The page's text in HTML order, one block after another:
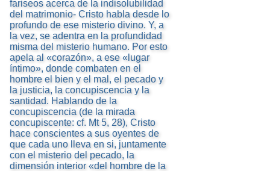
fariseos acerca de la indisolubilidad
del matrimonio- Cristo habla desde lo
profundo de ese misterio divino. Y, a
la vez, se adentra en la profundidad
misma del misterio humano. Por esto
apela al «corazón», a ese «lugar
íntimo», donde combaten en el
hombre el bien y el mal, el pecado y
la justicia, la concupiscencia y la
santidad. Hablando de la
concupiscencia (de la mirada
concupiscente: cf. Mt 5, 28), Cristo
hace conscientes a sus oyentes de
que cada uno lleva en si, juntamente
con el misterio del pecado, la
dimensión interior «del hombre de la